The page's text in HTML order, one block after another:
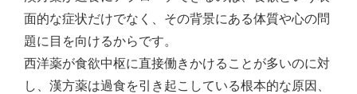
面的な症状だけでなく、その背景にある体質や心の問
題に目を向けるからです。
西洋薬が食欲中枢に直接働きかけることが多いのに対
し、漢方薬は過食を引き起こしている根本的な原因、